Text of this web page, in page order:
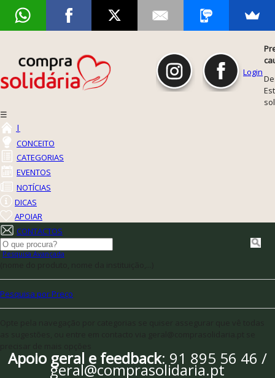
Login
☰
|
CONCEITO
CATEGORIAS
EVENTOS
NOTÍCIAS
DICAS
APOIAR
CONTACTOS
Pesquisa Avançada
Pesquisa por Preço
Apoio geral e feedback: 91 895 56 46 /
geral@comprasolidaria.pt